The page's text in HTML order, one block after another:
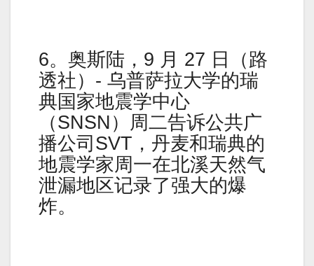
6。奥斯陆，9 月 27 日（路
透社）- 乌普萨拉大学的瑞
典国家地震学中心
（SNSN）周二告诉公共广
播公司SVT，丹麦和瑞典的
地震学家周一在北溪天然气
泄漏地区记录了强大的爆
炸。